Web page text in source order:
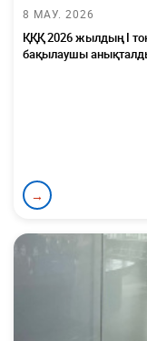
8 МАУ. 2026
ҚҚҚ 2026 жылдың І
бақылаушы
→